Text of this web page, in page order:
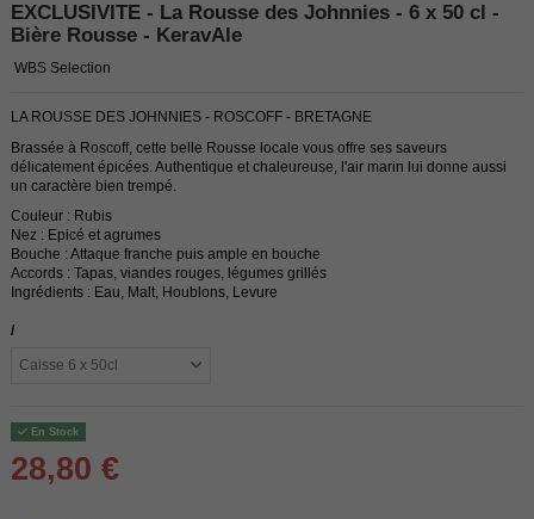
EXCLUSIVITE - La Rousse des Johnnies - 6 x 50 cl -
Bière Rousse - KeravAle
WBS Selection
LA ROUSSE DES JOHNNIES - ROSCOFF - BRETAGNE
Brassée à Roscoff, cette belle Rousse locale vous offre ses saveurs
délicatement épicées. Authentique et chaleureuse, l'air marin lui donne aussi
un caractère bien trempé.
Couleur : Rubis
Nez : Epicé et agrumes
Bouche : Attaque franche puis ample en bouche
Accords : Tapas, viandes rouges, légumes grillés
Ingrédients : Eau, Malt, Houblons, Levure
/
En Stock
28,80 €